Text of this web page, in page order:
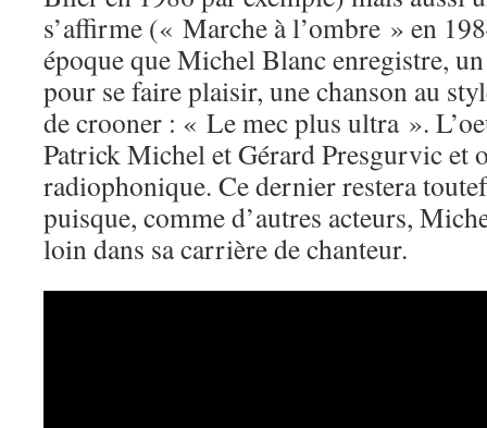
s’affirme (« Marche à l’ombre » en
époque que Michel Blanc enregistre,
pour se faire plaisir, une chanson au
de crooner : « Le mec plus ultra ».
Patrick Michel et Gérard Presgurvic et
radiophonique. Ce dernier restera
puisque, comme d’autres acteurs,
loin dans sa carrière de chanteur.